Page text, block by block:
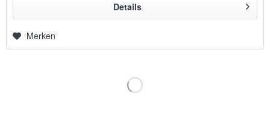
Details
Merken